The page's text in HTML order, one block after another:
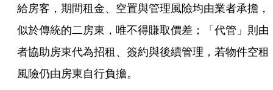
給房客，期間租金、空置與管理風險均由業者承擔，
似於傳統的二房東，唯不得賺取價差；「代管」則由
者協助房東代為招租、簽約與後續管理，若物件空租
風險仍由房東自行負擔。